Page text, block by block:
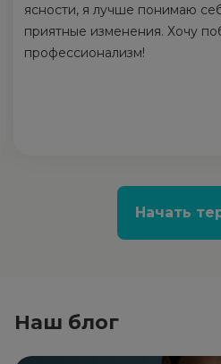
ясности, я лучше понимаю
приятные изменения. Хочу
профессионализм!
Начать
Наш блог